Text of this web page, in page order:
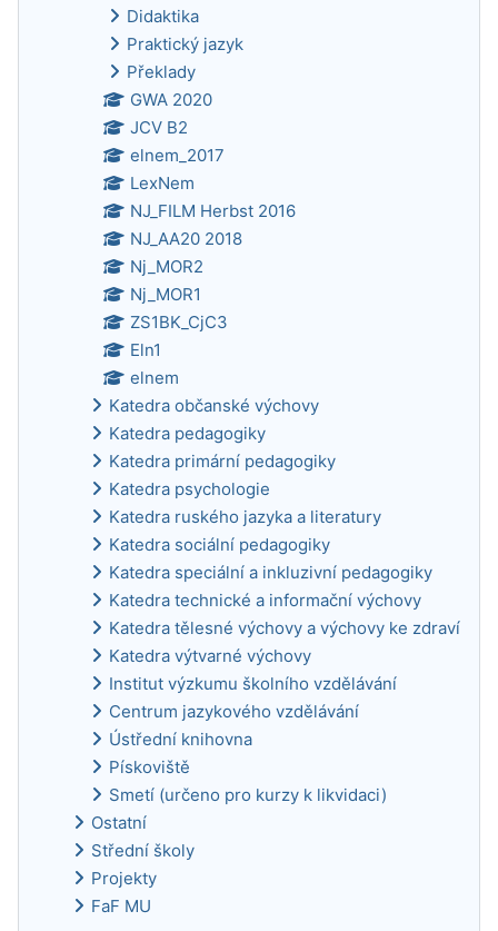
Didaktika
Praktický jazyk
Překlady
GWA 2020
JCV B2
elnem_2017
LexNem
NJ_FILM Herbst 2016
NJ_AA20 2018
Nj_MOR2
Nj_MOR1
ZS1BK_CjC3
Eln1
elnem
Katedra občanské výchovy
Katedra pedagogiky
Katedra primární pedagogiky
Katedra psychologie
Katedra ruského jazyka a literatury
Katedra sociální pedagogiky
Katedra speciální a inkluzivní pedagogiky
Katedra technické a informační výchovy
Katedra tělesné výchovy a výchovy ke zdraví
Katedra výtvarné výchovy
Institut výzkumu školního vzdělávání
Centrum jazykového vzdělávání
Ústřední knihovna
Pískoviště
Smetí (určeno pro kurzy k likvidaci)
Ostatní
Střední školy
Projekty
FaF MU